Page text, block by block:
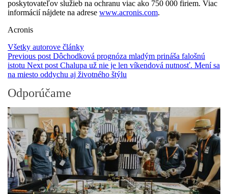
poskytovateľov služieb na ochranu viac ako 750 000 firiem. Viac
informácií nájdete na adrese www.acronis.com.
Acronis
Všetky autorove články
Previous post Dôchodková prognóza mladým prináša falošnú
istotu Next post Chalupa už nie je len víkendová nutnosť. Mení sa
na miesto oddychu aj životného štýlu
Odporúčame